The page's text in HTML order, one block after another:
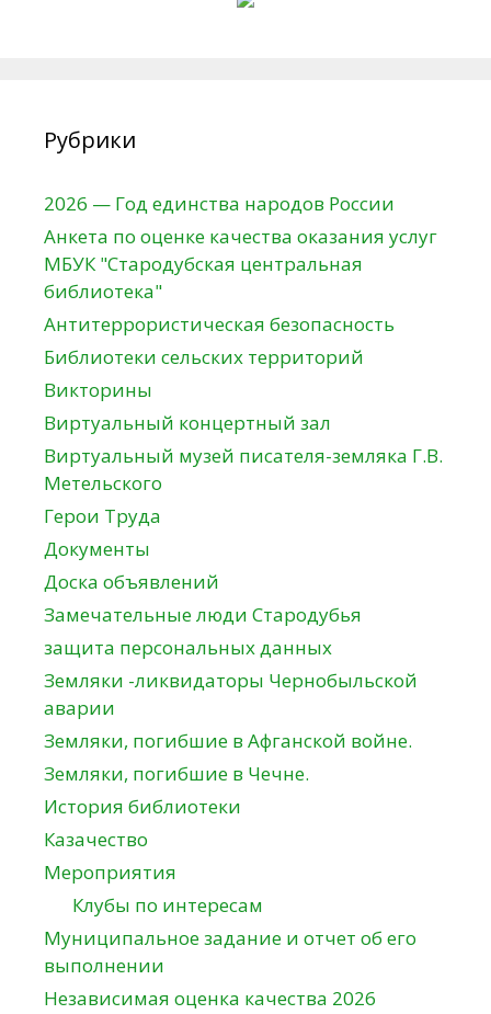
Рубрики
2026 — Год единства народов России
Анкета по оценке качества оказания услуг
МБУК "Стародубская центральная
библиотека"
Антитеррористическая безопасность
Библиотеки сельских территорий
Викторины
Виртуальный концертный зал
Виртуальный музей писателя-земляка Г.В.
Метельского
Герои Труда
Документы
Доска объявлений
Замечательные люди Стародубья
защита персональных данных
Земляки -ликвидаторы Чернобыльской
аварии
Земляки, погибшие в Афганской войне.
Земляки, погибшие в Чечне.
История библиотеки
Казачество
Мероприятия
Клубы по интересам
Муниципальное задание и отчет об его
выполнении
Независимая оценка качества 2026